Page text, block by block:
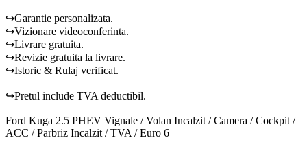
↪Garantie personalizata.
↪Vizionare videoconferinta.
↪Livrare gratuita.
↪Revizie gratuita la livrare.
↪Istoric & Rulaj verificat.
↪Pretul include TVA deductibil.
Ford Kuga 2.5 PHEV Vignale / Volan Incalzit / Camera / Cockpit /
ACC / Parbriz Incalzit / TVA / Euro 6